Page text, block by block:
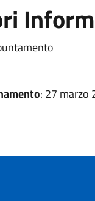
: 27 marzo